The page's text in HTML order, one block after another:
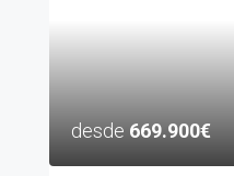
desde 669.900€